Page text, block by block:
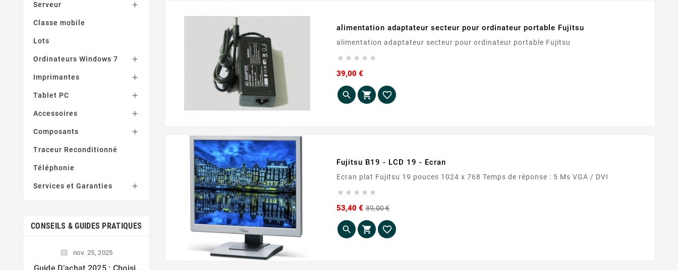
Serveur 
Classe mobile
Lots
Ordinateurs Windows 7 
Imprimantes 
Tablet PC 
Accessoires 
Composants 
Traceur Reconditionné
Téléphonie
Services et Garanties 
CONSEILS & GUIDES PRATIQUES
nov. 25, 2025 nov. 24,2025
alimentation adaptateur secteur pour ordinateur portable Fujitsu
alimentation adaptateur secteur pour ordinateur portable Fujitsu
    
39,00 €Prix
  
Fujitsu B19 - LCD 19 - Ecran
Ecran plat Fujitsu 19 pouces 1024 x 768 Temps de réponse : 5 Ms VGA / DVI
    
53,40 € 89,00 €
base
  